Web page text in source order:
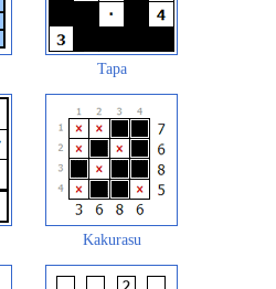
Tapa
Kakurasu